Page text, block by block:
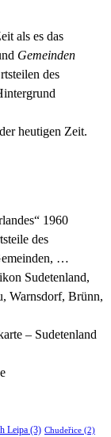
als es das
Gemeinden
des
heutigen Zeit.
1960
des
…
Sudetenland,
Warnsdorf, Brünn,
– Sudetenland
Leipa (3) Chudeřice (2)